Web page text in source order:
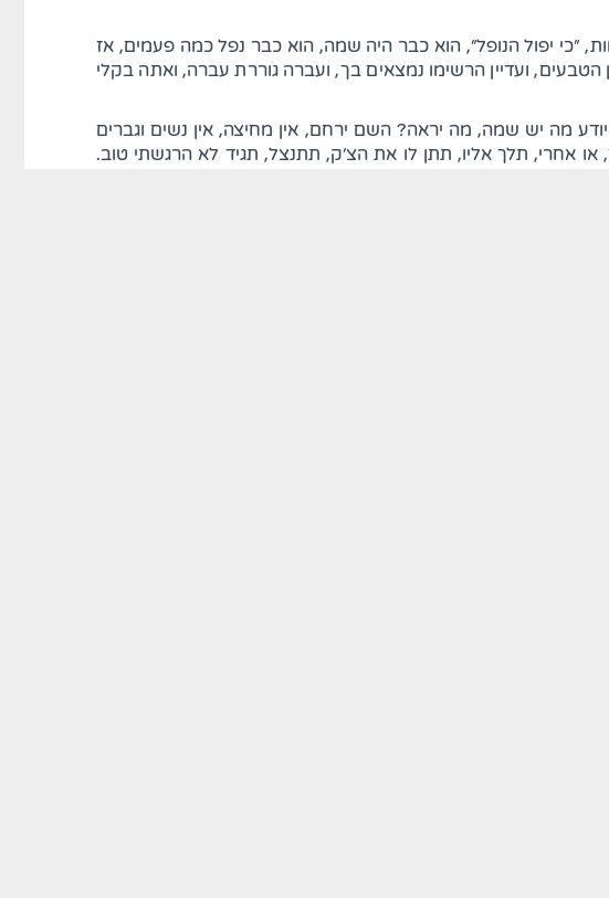
"כי יפול הנופל", הוא כבר היה שמה, הוא כבר נפל כמה פעמים, אז
ועדיין הרשימו נמצאים בך, ועברה גוררת עברה, ואתה בקלי
מה יש שמה, מה יראה? השם ירחם, אין מחיצה, אין נשים וגברים
אחרי, תלך אליו, תתן לו את הצ'ק, תתנצל, תגיד לא הרגשתי טוב.